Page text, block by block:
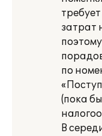
затрат
по
(пока
В